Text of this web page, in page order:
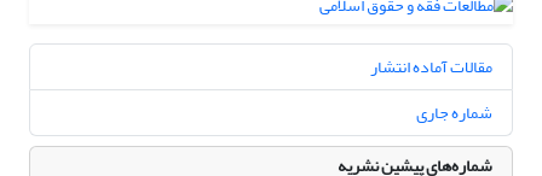
مقالات آماده انتشار
شماره جاری
شماره‌های پیشین نشریه